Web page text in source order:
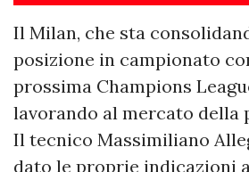
Il Milan, che sta
posizione in campionato
prossima Champions
lavorando al mercato della
Il tecnico Massimiliano
dato le proprie indicazioni